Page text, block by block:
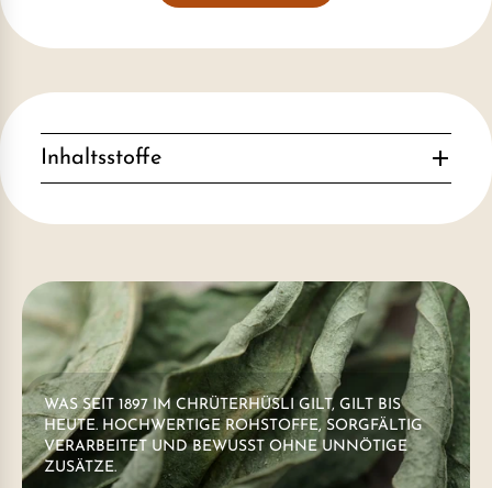
Inhaltsstoffe
WAS SEIT 1897 IM CHRÜTERHÜSLI GILT, GILT BIS
HEUTE. HOCHWERTIGE ROHSTOFFE, SORGFÄLTIG
VERARBEITET UND BEWUSST OHNE UNNÖTIGE
ZUSÄTZE.